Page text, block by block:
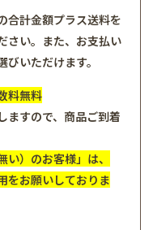
合計金額プラス送料を
さい。また、お支払い
いただけます。
料無料
ますので、商品ご到着
）のお客様」は、
をお願いしておりま